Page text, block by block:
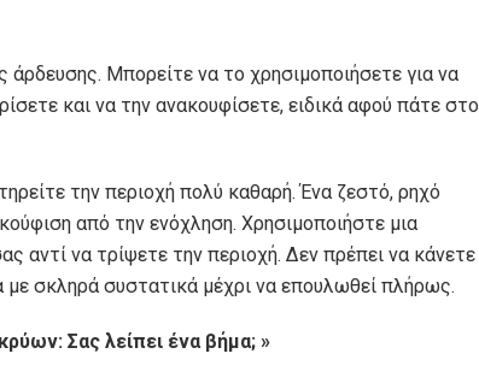
Μπορείτε να το χρησιμοποιήσετε για να
και να την ανακουφίσετε, ειδικά αφού πάτε στο
την περιοχή πολύ καθαρή. Ένα ζεστό, ρηχό
από την ενόχληση. Χρησιμοποιήστε μια
αντί να τρίψετε την περιοχή. Δεν πρέπει να κάνετε
σκληρά συστατικά μέχρι να επουλωθεί πλήρως.
Σας λείπει ένα βήμα; »